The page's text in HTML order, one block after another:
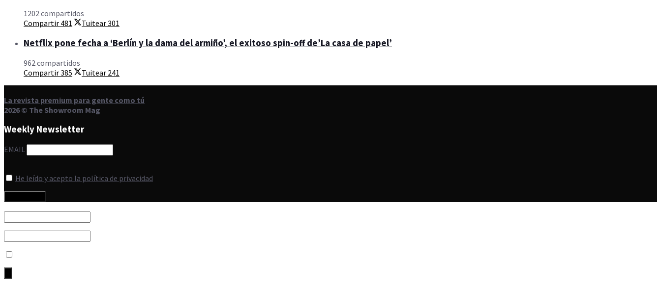
1202 compartidos
Compartir 481 Tuitear301
Netflix pone fecha a ‘Berlín y la dama del armiño’, el exitoso spin-off de’La casa de papel’
962 compartidos
Compartir385 Tuitear 241
La revista premium para gente como tú
2026 © The Showroom Mag
Weekly Newsletter
EMAIL
He leído y acepto la política de privacidad